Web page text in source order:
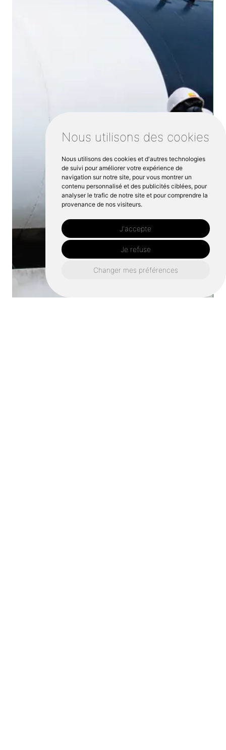
Nous utilisons des cookies
Nous utilisons des cookies et d'autres technologies
de suivi pour améliorer votre expérience de
navigation sur notre site, pour vous montrer un
contenu personnalisé et des publicités ciblées, pour
analyser le trafic de notre site et pour comprendre la
provenance de nos visiteurs.
J'accepte
Je refuse
Changer mes préférences